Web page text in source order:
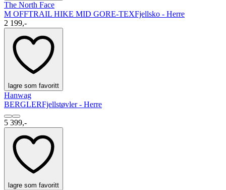
The North Face
M OFFTRAIL HIKE MID GORE-TEXFjellsko - Herre
2 199,-
lagre som favoritt
Hanwag
BERGLERFjellstøvler - Herre
5 399,-
lagre som favoritt